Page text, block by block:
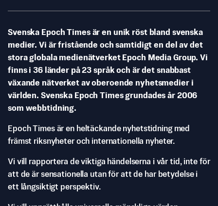
Svenska Epoch Times är en unik röst bland svenska
medier. Vi är fristående och samtidigt en del av det
stora globala medienätverket Epoch Media Group. Vi
finns i 36 länder på 23 språk och är det snabbast
växande nätverket av oberoende nyhetsmedier i
världen. Svenska Epoch Times grundades år 2006
som webbtidning.
Epoch Times är en heltäckande nyhetstidning med
främst riksnyheter och internationella nyheter.
Vi vill rapportera de viktiga händelserna i vår tid, inte för
att de är sensationella utan för att de har betydelse i
ett långsiktigt perspektiv.